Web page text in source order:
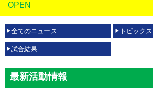
OPEN
全てのニュース トピックス
試合結果
最新活動情報